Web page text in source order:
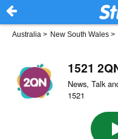
Australia > New South Wales >
1521
News, Talk
1521